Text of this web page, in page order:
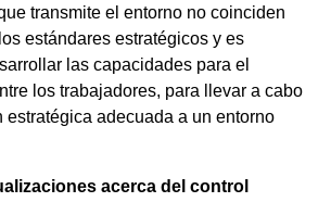
transmite el entorno no coinciden
estándares estratégicos y es
las capacidades para el
los trabajadores, para llevar a cabo
estratégica adecuada a un entorno
acerca del control